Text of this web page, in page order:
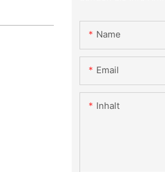
Name
Email
Inhalt